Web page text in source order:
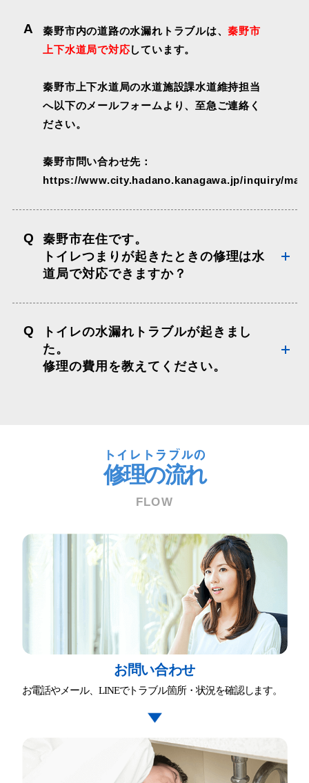
A 秦野市内の道路の水漏れトラブルは、秦野市
上下水道局で対応しています。
秦野市上下水道局の水道施設課水道維持担当
へ以下のメールフォームより、至急ご連絡く
ださい。
秦野市問い合わせ先：
https://www.city.hadano.kanagawa.jp/inquiry/
Q
秦野市在住です。
トイレつまりが起きたときの修理は水
道局で対応できますか？
Q
トイレの水漏れトラブルが起きまし
た。
修理の費用を教えてください。
トイレトラブルの
修理の流れ
FLOW
お問い合わせ
お電話やメール、LINEでトラブル箇所・状況を確認します。